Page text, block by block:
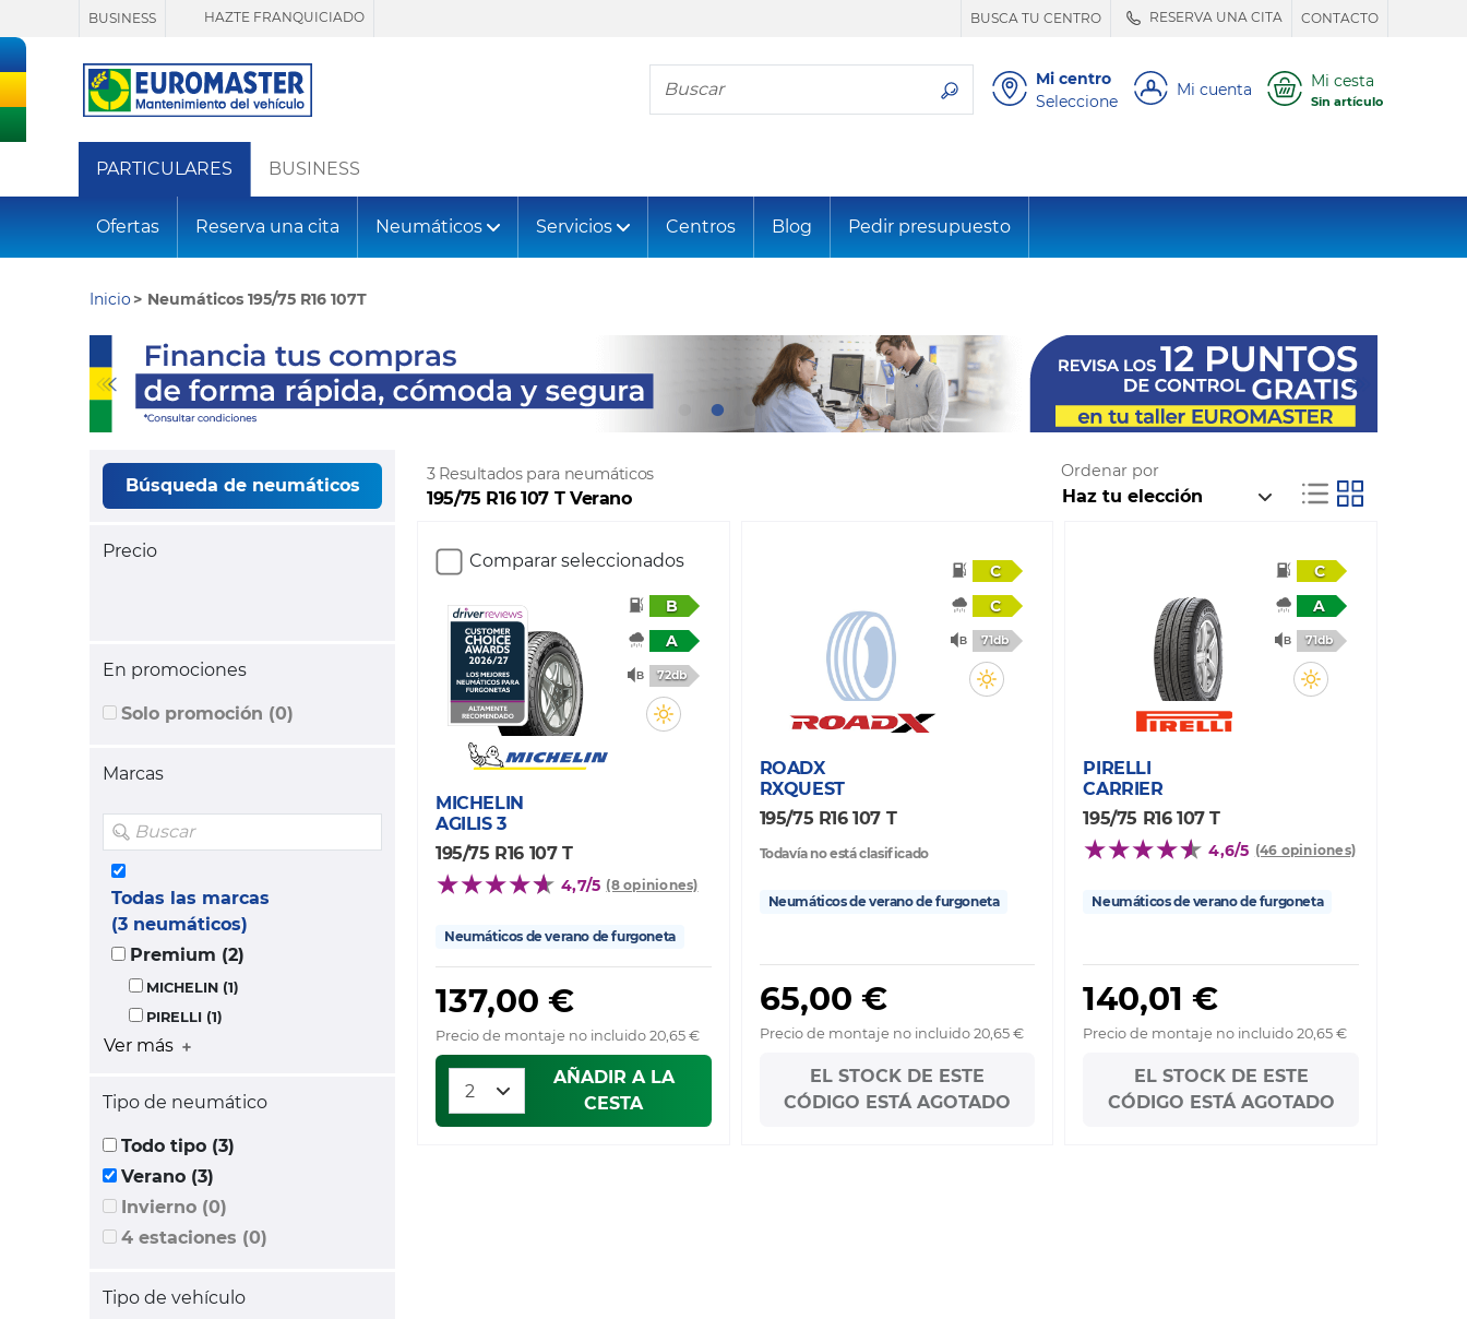
BUSINESS HAZTE FRANQUICIADO BUSCA TU CENTRO RESERVA UNA CITA CONTACTO
Busca tu neumático
Mi centro
Seleccione
Mi cuenta Mi cesta
Sin artículo
PARTICULARES BUSINESS
Ofertas Reserva una cita Neumáticos Servicios Centros Blog Pedir presupuesto
Inicio Neumáticos 195/75 R16 107T
Búsqueda de neumáticos
Precio
En promociones
Solo promoción (0)
Marcas
Todas las marcas
(3 neumáticos)
Premium (2)
MICHELIN (1)
PIRELLI (1)
Ver más
Tipo de neumático
Todo tipo (3)
Verano (3)
Invierno (0)
4 estaciones (0)
Tipo de vehículo
3 Resultados para neumáticos
195/75 R16 107 T Verano
Ordenar por
Comparar seleccionados
B
A
72db
MICHELIN
AGILIS 3
195/75 R16 107 T
4,7/5 (8 opiniones)
Neumáticos de verano de furgoneta
137,00 €
Precio de montaje no incluido 20,65 €
AÑADIR A LA
CESTA
C
C
71db
ROADX
RXQUEST
195/75 R16 107 T
Todavía no está clasificado
Neumáticos de verano de furgoneta
65,00 €
Precio de montaje no incluido 20,65 €
EL STOCK DE ESTE
CÓDIGO ESTÁ AGOTADO
C
A
71db
PIRELLI
CARRIER
195/75 R16 107 T
4,6/5 (46 opiniones)
Neumáticos de verano de furgoneta
140,01 €
Precio de montaje no incluido 20,65 €
EL STOCK DE ESTE
CÓDIGO ESTÁ AGOTADO